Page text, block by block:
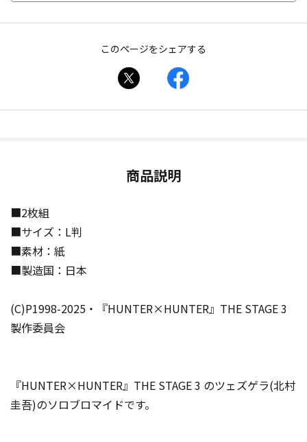
このページをシェアする
商品説明
■2枚組
■サイズ：L判
■素材：紙
■製造国：日本
(C)P1998-2025・『HUNTER×HUNTER』THE STAGE 3
製作委員会
『HUNTER×HUNTER』THE STAGE 3 のツェズゲラ(北村
圭吾)のソロブロマイドです。